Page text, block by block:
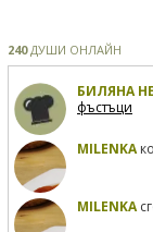
240ДУШИ ОНЛАЙН
БИЛЯНА
фъстъци
MILENKA
MILENKA